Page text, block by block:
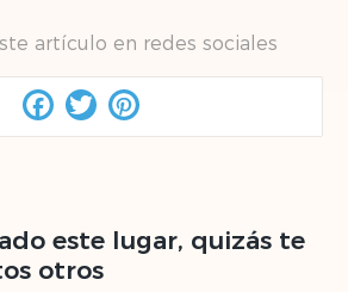
artículo en redes sociales
Facebook
Twitter
este lugar, quizás te
otros